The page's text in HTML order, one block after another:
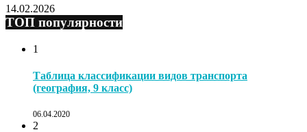
14.02.2026
ТОП популярности
1
Таблица классификации видов транспорта
(география, 9 класс)
06.04.2020
2